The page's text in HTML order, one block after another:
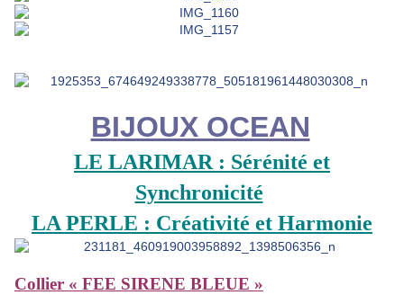
BIJOUX OCEAN
LE LARIMAR : Sérénité et
Synchronicité
LA PERLE : Créativité et Harmonie
Collier « FEE SIRENE BLEUE »